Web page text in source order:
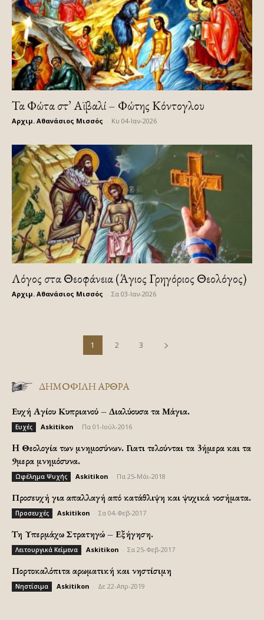
Τα Φώτα στ’ Αϊβαλί – Φώτης Κόντογλου
Αρχιμ. Αθανάσιος Μισσός Κυ 04-Ιαν-2026
Λόγος στα Θεοφάνεια (Άγιος Γρηγόριος Θεολόγος)
Αρχιμ. Αθανάσιος Μισσός Σα 03-Ιαν-2026
1 2 3
ΔΗΜΟΦΙΛΗ ΑΡΘΡΑ
Ευχή Αγίου Κυπριανού – Διαλύουσα τα Μάγια.
Ευχές Askitikon Πα 01-Ιούλ-2016
H Θεολογία των μνημοσύνων. Γιατι τελούνται τα 3ήμερα και τα
9μερα μνημόσυνα.
Ωφέλημα Ψυχής Askitikon Πα 25-Μάι-2018
Προσευχή για απαλλαγή από κατάθλιψη και ψυχικά νοσήματα.
Προσευχές Askitikon Σα 04-Φεβ-2017
Τη Υπερμάχω Στρατηγώ – Εξήγηση.
Λειτουργικά Κείμενα Askitikon Σα 25-Φεβ-2017
Πορτοκαλόπιτα αρωματική και νηστίσιμη
Νηστίσιμα Askitikon Δε 22-Απρ-2019